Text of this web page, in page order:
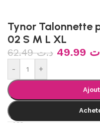
Tynor Talonnette
02 S M L XL
د.ت62.49
- +